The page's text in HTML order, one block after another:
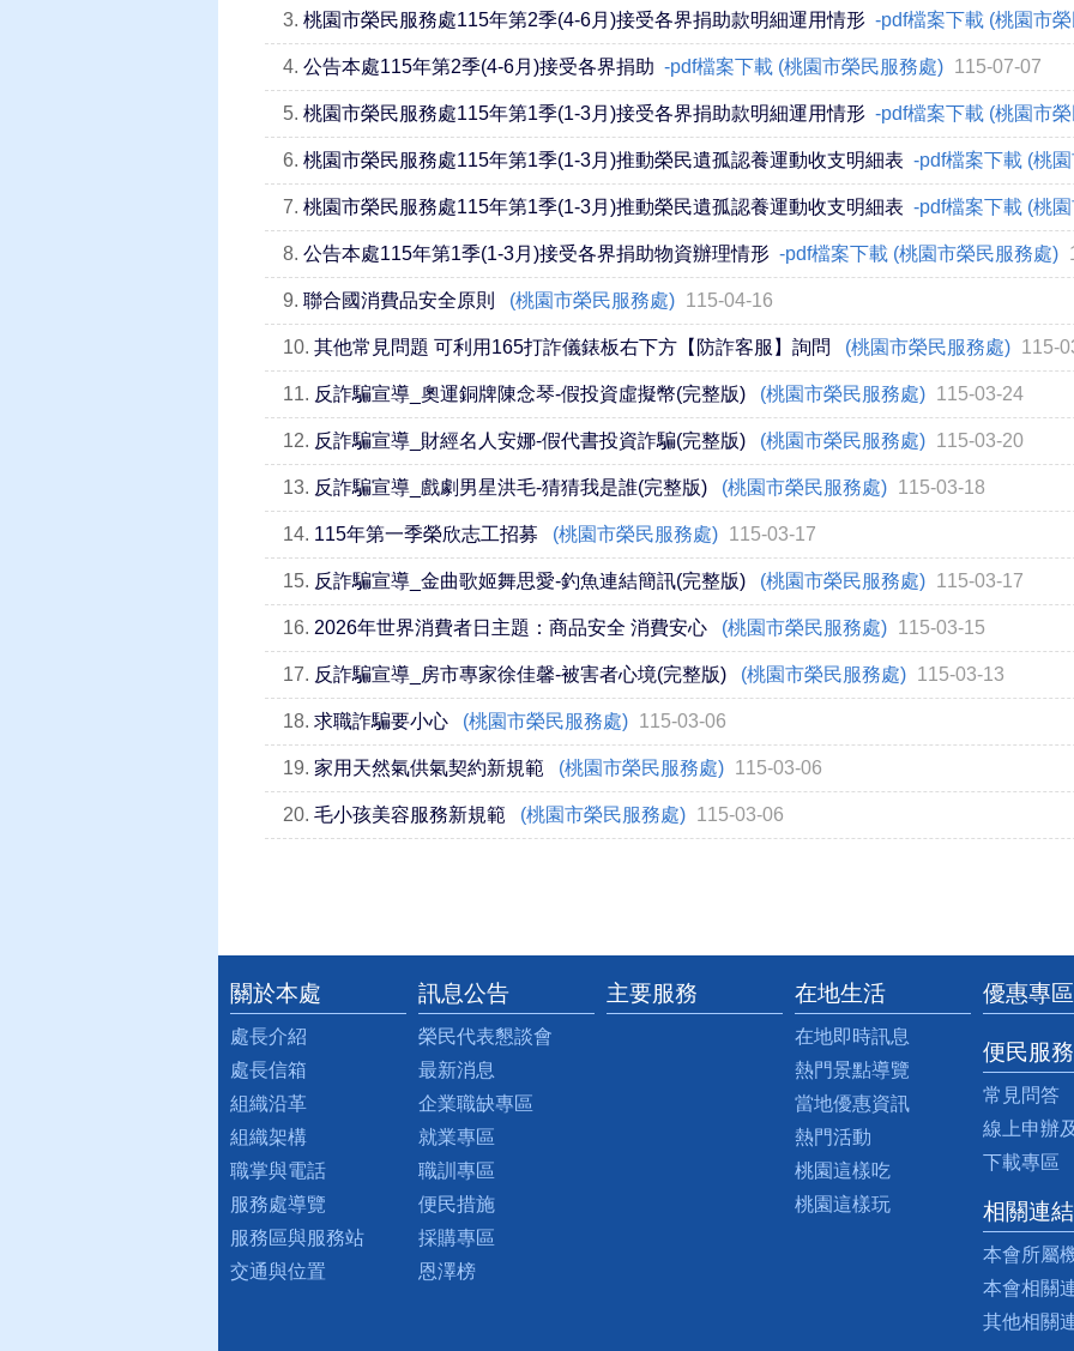
3. 桃園市榮民服務處115年第2季(4-6月)接受各界捐助款明細運用情形 -pdf檔案下載 (桃園市
4. 公告本處115年第2季(4-6月)接受各界捐助 -pdf檔案下載 (桃園市榮民服務處) 115-07-07
5. 桃園市榮民服務處115年第1季(1-3月)接受各界捐助款明細運用情形 -pdf檔案下載 (桃園市
6. 桃園市榮民服務處115年第1季(1-3月)推動榮民遺孤認養運動收支明細表 -pdf檔案下載 (桃
7. 桃園市榮民服務處115年第1季(1-3月)推動榮民遺孤認養運動收支明細表 -pdf檔案下載 (桃
8. 公告本處115年第1季(1-3月)接受各界捐助物資辦理情形 -pdf檔案下載 (桃園市榮民服務處)
9. 聯合國消費品安全原則 (桃園市榮民服務處) 115-04-16
10. 其他常見問題 可利用165打詐儀錶板右下方【防詐客服】詢問 (桃園市榮民服務處) 115-
11. 反詐騙宣導_奧運銅牌陳念琴-假投資虛擬幣(完整版) (桃園市榮民服務處) 115-03-24
12. 反詐騙宣導_財經名人安娜-假代書投資詐騙(完整版) (桃園市榮民服務處) 115-03-20
13. 反詐騙宣導_戲劇男星洪毛-猜猜我是誰(完整版) (桃園市榮民服務處) 115-03-18
14. 115年第一季榮欣志工招募 (桃園市榮民服務處) 115-03-17
15. 反詐騙宣導_金曲歌姬舞思愛-釣魚連結簡訊(完整版) (桃園市榮民服務處) 115-03-17
16. 2026年世界消費者日主題：商品安全 消費安心 (桃園市榮民服務處) 115-03-15
17. 反詐騙宣導_房市專家徐佳馨-被害者心境(完整版) (桃園市榮民服務處) 115-03-13
18. 求職詐騙要小心 (桃園市榮民服務處) 115-03-06
19. 家用天然氣供氣契約新規範 (桃園市榮民服務處) 115-03-06
20. 毛小孩美容服務新規範 (桃園市榮民服務處) 115-03-06
:::
關於本處
處長介紹
處長信箱
組織沿革
組織架構
職掌與電話
服務處導覽
服務區與服務站
交通與位置
訊息公告
榮民代表懇談會
最新消息
企業職缺專區
就業專區
職訓專區
便民措施
採購專區
恩澤榜
主要服務 在地生活
在地即時訊息
熱門景點導覽
當地優惠資訊
熱門活動
桃園這樣吃
桃園這樣玩
優惠專區
便民服務
常見問答
線上申辦
下載專區
相關連結
本會所屬
本會相關
其他相關